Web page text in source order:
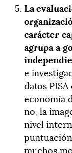
La
carácter
agrupa a
e
datos
economía
no, la
nivel
muchos